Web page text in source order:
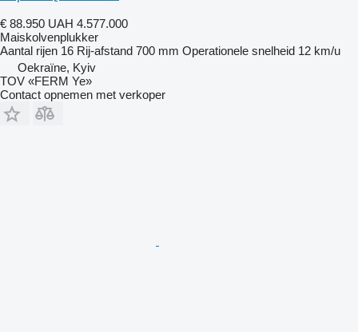
€ 88.950 UAH 4.577.000
Maiskolvenplukker
Aantal rijen 16 Rij-afstand 700 mm Operationele snelheid 12 km/u
Oekraïne, Kyiv
TOV «FERM Ye»
Contact opnemen met verkoper